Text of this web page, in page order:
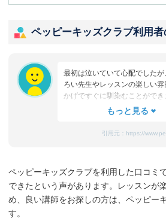
ペッピーキッズクラブ利用者
最初は泣いていて心配でしたが
ろい先生やレッスンの楽しい雰
かげですぐに馴染むことができ
たまにママと離れるときに嫌が
れ、お迎えのときはいつも笑
3歳児を飽きさせない充実した
と思います。うちの子は特に歌
が好きなようで、よく「Hello
引用元： https://
ペッピーキッズクラブを利用した口コミ
できたという声があります。レッスンが
め、良い講師をお探しの方は、ペッピー
す。